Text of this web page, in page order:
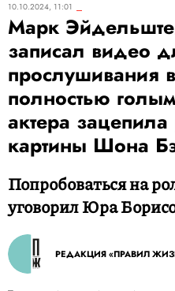
10.10.2024, 11:01
Марк
записал видео
прослушивания
полностью
актера
картины Шона
Попробоваться на
уговорил Юра
РЕДАКЦИЯ «ПРАВИЛ